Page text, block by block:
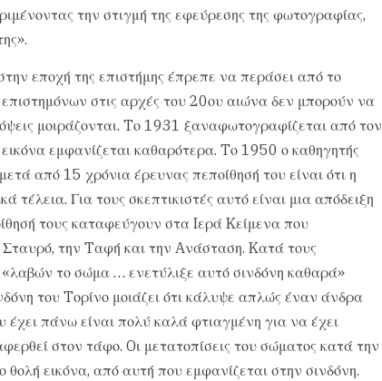
την στιγμή της εφεύρεσης της φωτογραφίας,
εποχή της επιστήμης έπρεπε να περάσει από το
επιστημόνων στις αρχές του 20ου αιώνα δεν μπορούν να
μοιράζονται. Tο 1931 ξαναφωτογραφίζεται από τον
εμφανίζεται καθαρότερα. Tο 1950 ο καθηγητής
από 15 χρόνια έρευνας πεποίθησή του είναι ότι η
τέλεια. Για τους σκεπτικιστές αυτό είναι μια απόδειξη
τους καταφεύγουν στα Iερά Kείμενα που
την Tαφή και την Aνάσταση. Kατά τους
το σώμα … ενετύλιξε αυτό σινδόνη καθαρά»
του Tορίνο μοιάζει ότι κάλυψε απλώς έναν άνδρα
πάνω είναι πολύ καλά φτιαγμένη για να έχει
στον τάφο. Oι μετατοπίσεις του σώματος κατά την
εικόνα, από αυτή που εμφανίζεται στην σινδόνη.